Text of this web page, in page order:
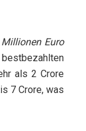
Euro
als 2 Crore
7 Crore, was